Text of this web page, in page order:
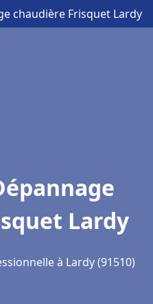
chaudière Frisquet Lardy
Lardy
à Lardy (91510)